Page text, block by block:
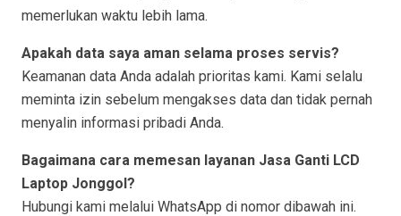
memerlukan waktu lebih lama.
Apakah data saya aman selama proses servis?
Keamanan data Anda adalah prioritas kami. Kami selalu
meminta izin sebelum mengakses data dan tidak pernah
menyalin informasi pribadi Anda.
Bagaimana cara memesan layanan Jasa Ganti LCD
Laptop Jonggol?
Hubungi kami melalui WhatsApp di nomor dibawah ini.